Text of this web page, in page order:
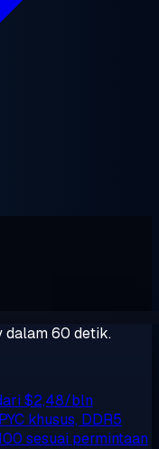
dalam 60 detik.
$2,48/bln
khusus, DDR5
sesuai permintaan